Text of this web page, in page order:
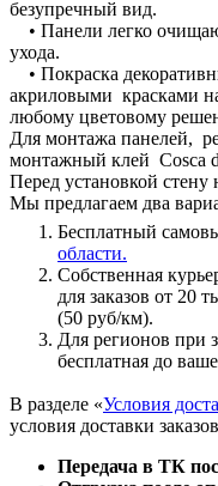
безупречный вид.
• Панели легко
ухода.
• Покраска
акриловыми красками
любому цветовому
Для монтажа панелей,
монтажный клей Cosca
Перед установкой стену
Мы предлагаем два
Бесплатный
области.
Собственная
для заказов от 20
(50 руб/км).
Для регионов при
бесплатная до
В разделе «Условия
условия доставки
Передача в ТК